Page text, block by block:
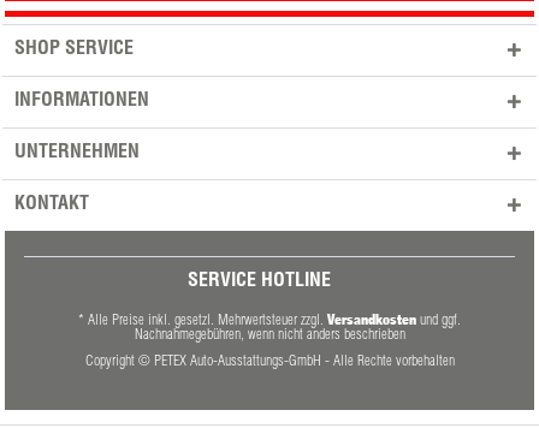
SHOP SERVICE
INFORMATIONEN
UNTERNEHMEN
KONTAKT
SERVICE HOTLINE
* Alle Preise inkl. gesetzl. Mehrwertsteuer zzgl. Versandkosten und ggf.
Nachnahmegebühren, wenn nicht anders beschrieben
Copyright © PETEX Auto-Ausstattungs-GmbH - Alle Rechte vorbehalten